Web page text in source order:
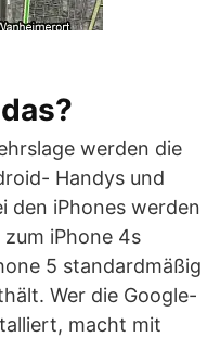
werden die
Handys und
den iPhones werden
iPhone 4s
5 standardmäßig
Wer die Google-
macht mit